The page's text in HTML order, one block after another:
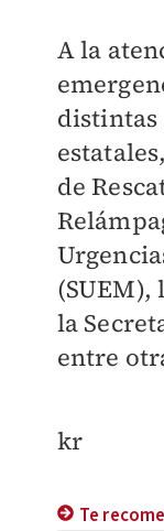
A la
distintas
de
(SUEM),
la
entre
kr
Te